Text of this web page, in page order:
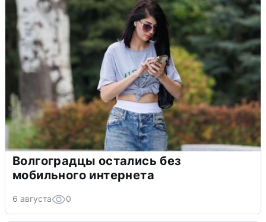
Волгоградцы остались без
мобильного интернета
6 августа 0